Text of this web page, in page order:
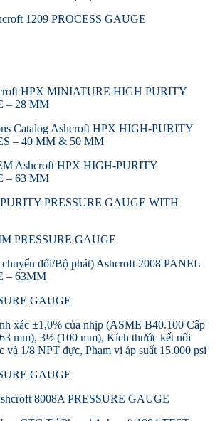
1209 PROCESS GAUGE
HPX MINIATURE HIGH PURITY
– 28 MM
Catalog Ashcroft HPX HIGH-PURITY
– 40 MM & 50 MM
Ashcroft HPX HIGH-PURITY
– 63 MM
PRESSURE GAUGE WITH
PRESSURE GAUGE
chuyển đổi/Bộ phát) Ashcroft 2008 PANEL
– 63MM
GAUGE
xác ±1,0% của nhịp (ASME B40.100 Cấp
mm), 3½ (100 mm), Kích thước kết nối
và 1/8 NPT đực, Phạm vi áp suất 15.000 psi
GAUGE
8008A PRESSURE GAUGE